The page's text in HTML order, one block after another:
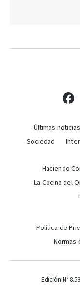
Últimas noticias
Sociedad
Haciendo
La Cocina del
Política de
Normas
Edición N°